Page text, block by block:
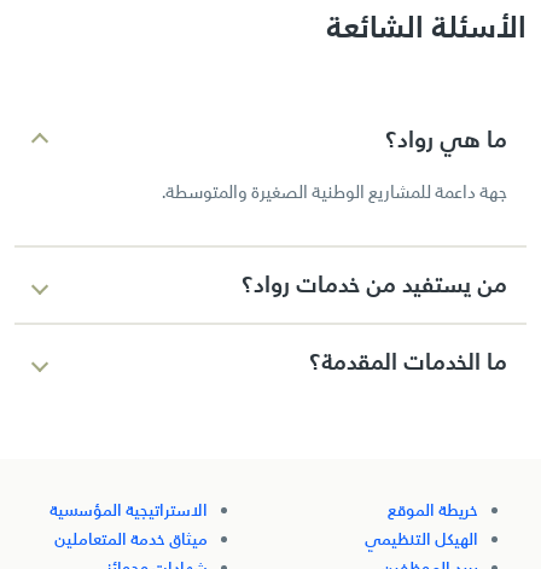
الأسئلة الشائعة
ما هي رواد؟
جهة داعمة للمشاريع الوطنية الصغيرة والمتوسطة.
من يستفيد من خدمات رواد؟
ما الخدمات المقدمة؟
خريطة الموقع
الهيكل التنظيمي
الاستراتيجية المؤسسية
ميثاق خدمة المتعاملين